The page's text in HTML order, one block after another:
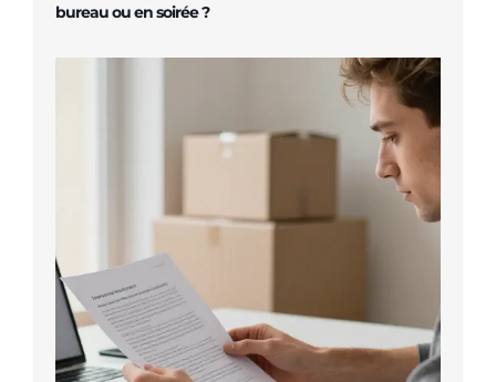
bureau ou en soirée ?